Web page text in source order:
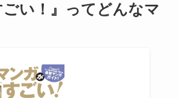
ごい！』ってどんなマ